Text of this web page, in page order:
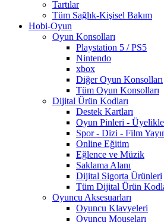
Tartılar
Tüm Sağlık-Kişisel Bakım
Hobi-Oyun
Oyun Konsolları
Playstation 5 / PS5
Nintendo
xbox
Diğer Oyun Konsolları
Tüm Oyun Konsolları
Dijital Ürün Kodları
Destek Kartları
Oyun Pinleri -
Spor - Dizi - Film
Online Eğitim
Eğlence ve Müzik
Saklama Alanı
Dijital Sigorta Ürünleri
Tüm Dijital Ürün
Oyuncu Aksesuarları
Oyuncu Klavyeleri
Oyuncu Mouseları